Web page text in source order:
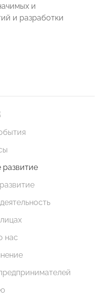
и
и разработки
развитие
нас